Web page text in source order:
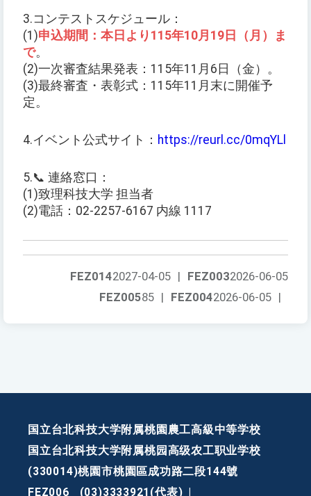
3.コンテストスケジュール：
(1)申込期間：本日より115年10月19日（月）ま
で。
(2)一次審査結果発表：115年11月6日（金）。
(3)最終審査・表彰式：115年11月末に開催予
定。
4.イベント公式サイト： https://reurl.cc/0mqYLl
5.📞 連絡窓口：
(1)致理科技大学 担当者
(2)電話：02-2257-6167 内線 1117
FEZ0032026-06-05
FEZ0142027-04-05 |
FEZ0042026-06-05 |
FEZ00585 |
国立台北科技大学附属桃園農工高級中等学校
国立台北科技大学附属桃园高级农工职业学校
(330014)桃園市桃園區成功路二段144號
FEZ006
(03)3333921(代表)